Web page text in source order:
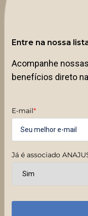
Entre na nossa
Acompanhe
benefícios direto
E-mail*
Já é associado